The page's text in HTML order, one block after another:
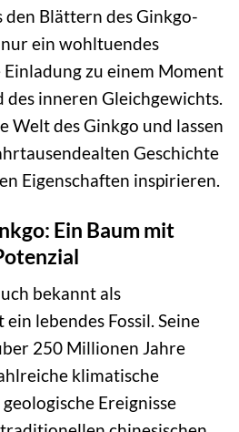
den Blättern des Ginkgo-
ein wohltuendes
zu einem Moment
inneren Gleichgewichts.
Welt des Ginkgo und lassen
Geschichte
Eigenschaften inspirieren.
Ein Baum mit
bekannt als
lebendes Fossil. Seine
250 Millionen Jahre
klimatische
Ereignisse